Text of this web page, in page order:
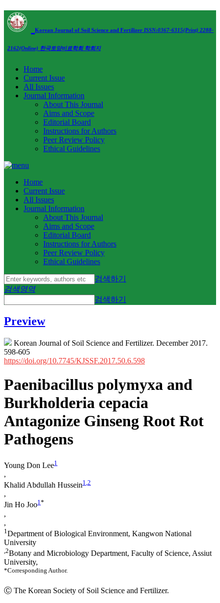
Korean Journal of Soil Science and Fertilizer ISSN:0367-6315(Print) 2288-
2162(Online) 한국토양비료학회 학회지
Home
Current Issue
All Issues
Journal Information
About This Journal
Aims and Scope
Editorial Board
Instructions for Authors
Peer Review Policy
Ethical Guidelines
Home
Current Issue
All Issues
Journal Information
About This Journal
Aims and Scope
Editorial Board
Instructions for Authors
Peer Review Policy
Ethical Guidelines
검색하기
검색영역
검색하기
Preview
Korean Journal of Soil Science and Fertilizer. December 2017.
598-605
https://doi.org/10.7745/KJSSF.2017.50.6.598
Paenibacillus polymyxa and
Burkholderia cepacia
Antagonize Ginseng Root Rot
Pathogens
Young Don Lee1
,
Khalid Abdullah Hussein1 ,2
,
Jin Ho Joo1*
,
,
1 Department of Biological Environment, Kangwon National
University
,2Botany and Microbiology Department, Faculty of Science, Assiut
University,
*Corresponding Author.
Ⓒ The Korean Society of Soil Science and Fertilizer.